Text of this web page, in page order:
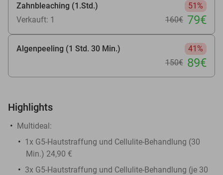
Zahnbleaching (1.Std.)
51%
Verkauft: 1
160€ 79€
Algenpeeling (1 Std. 30 Min.)
41%
150€ 89€
Highlights
Multideal:
1x G5-Hautstraffung und Cellulite-Behandlung (30
Min.) 24,90 €
3x G5-Hautstraffung und Cellulite-Behandlung (je 30